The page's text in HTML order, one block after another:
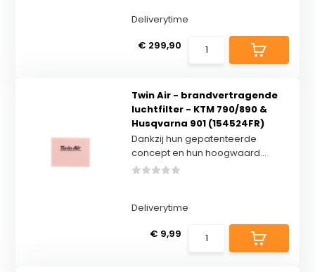
Deliverytime
€ 299,90
Twin Air - brandvertragende
luchtfilter - KTM 790/890 &
Husqvarna 901 (154524FR)
Dankzij hun gepatenteerde
concept en hun hoogwaard...
Deliverytime
€ 9,99